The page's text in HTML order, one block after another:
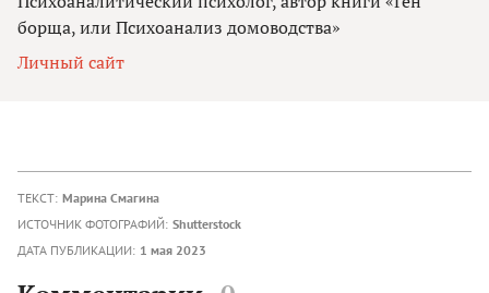
борща, или Психоанализ домоводства»
Личный сайт
ТЕКСТ: Марина Смагина
ИСТОЧНИК ФОТОГРАФИЙ: Shutterstock
ДАТА ПУБЛИКАЦИИ: 1 мая 2023